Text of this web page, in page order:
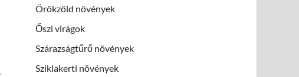
Örökzöld növények
Őszi virágok
Szárazságtűrő növények
Sziklakerti növények